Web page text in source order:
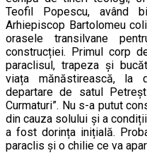
Teofil Popescu, având
Arhiepiscop Bartolomeu
orasele transilvane
construcției. Primul corp
paraclisul, trapeza și
viața mănăstirească, la
departare de satul
Curmaturi”. Nu s-a putut
din cauza solului și a
a fost dorința inițială.
paraclis și o chilie ce va